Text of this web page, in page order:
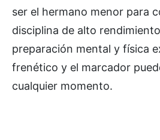
ser el hermano menor para
disciplina de alto
preparación mental y física
frenético y el marcador
cualquier momento.